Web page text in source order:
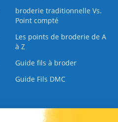
broderie traditionnelle Vs.
Point compté
Les points de broderie de A
à Z
Guide fils à broder
Guide Fils DMC